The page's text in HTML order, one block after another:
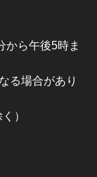
から午後5時ま
る場合があり
）